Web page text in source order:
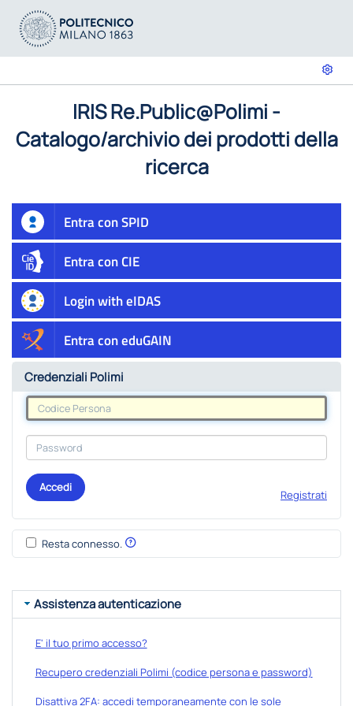
IRIS Re.Public@Polimi -
Catalogo/archivio dei prodotti della
ricerca
Entra con SPID
Entra con CIE
Login with eIDAS
Entra con eduGAIN
Credenziali Polimi
Accedi
Registrati
Resta connesso.
Assistenza autenticazione
E' il tuo primo accesso?
Recupero credenziali Polimi (codice persona e password)
Disattiva 2FA: accedi temporaneamente con le sole